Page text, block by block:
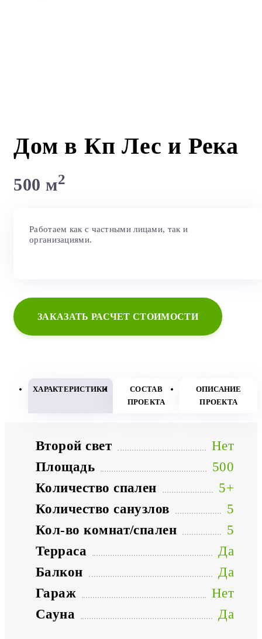
Дом в Кп Лес и Река
500 м2
Работаем как с частными лицами, так и
организациями.
ЗАКАЗАТЬ РАСЧЕТ СТОИМОСТИ
ХАРАКТЕРИСТИКИ
СОСТАВ
ПРОЕКТА
ОПИСАНИЕ
ПРОЕКТА
Второй свет
Нет
Площадь
500
Количество спален
5+
Количество санузлов
5
Кол-во комнат/спален
5
Терраса
Да
Балкон
Да
Гараж
Нет
Сауна
Да